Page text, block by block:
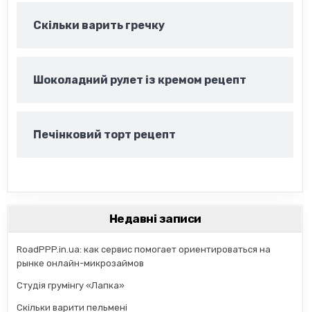
Скільки варить гречку
Шоколадний рулет із кремом рецепт
Печінковий торт рецепт
Недавні записи
RoadPPP.in.ua: как сервис помогает ориентироваться на
рынке онлайн-микрозаймов
Студія грумінгу «Лапка»
Скільки варити пельмені